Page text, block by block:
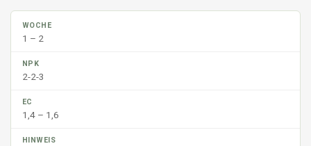
1 – 2
2-2-3
1,4 – 1,6